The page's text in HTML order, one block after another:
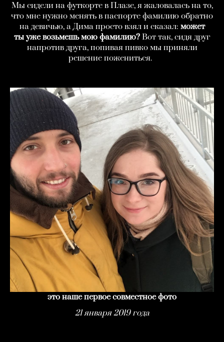
Мы сидели на футкорте в Плазе, я жаловалась на то,
что мне нужно менять в паспорте фамилию обратно
на девичью, а Дима просто взял и сказал: может
ты уже возьмешь мою фамилию? Вот так, сидя друг
напротив друга, попивая пивко мы приняли
решение пожениться.
это наше первое совместное фото
21 января 2019 года